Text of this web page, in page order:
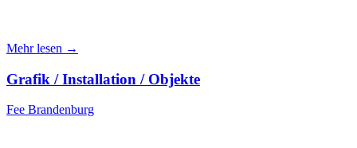
Mehr lesen →
Grafik / Installation / Objekte
Fee Brandenburg